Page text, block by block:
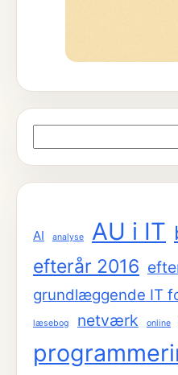
AI analyse AU i IT
efterår 2016
grundlæggende IT
læsebog netværk online